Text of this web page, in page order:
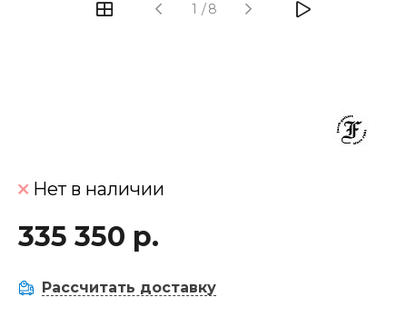
1 /8
Нет в наличии
335 350 р.
Рассчитать доставку